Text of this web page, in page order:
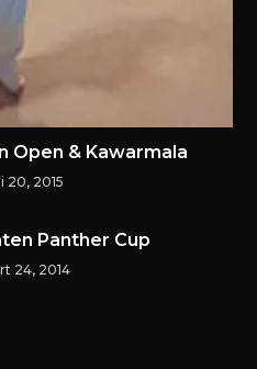
Open & Kawarmala
20, 2015
Panther Cup
24, 2014